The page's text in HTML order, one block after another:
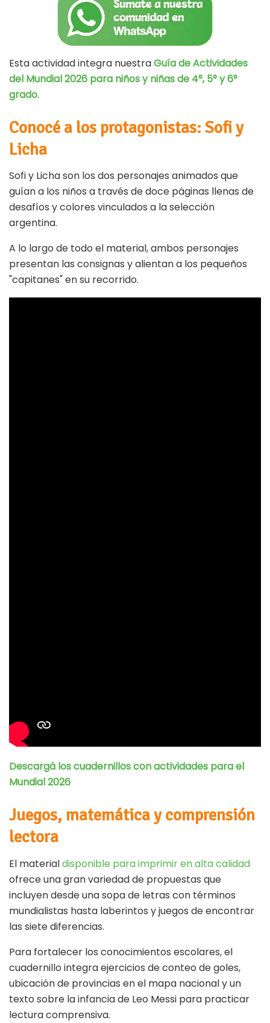
Esta actividad integra nuestraGuía de Actividades
del Mundial 2026 para niños y niñas de 4°, 5° y 6°
grado.
Conocé a los protagonistas: Sofi y
Licha
Sofi y Licha son los dos personajes animados que
guían a los niños a través de doce páginas llenas de
desafíos y colores vinculados a la selección
argentina.
A lo largo de todo el material, ambos personajes
presentan las consignas y alientan a los pequeños
"capitanes" en su recorrido.
Descargá los cuadernillos con actividades para el
Mundial 2026
Juegos, matemática y comprensión
lectora
El materialdisponible para imprimir en alta calidad
ofrece una gran variedad de propuestas que
incluyen desde una sopa de letras con términos
mundialistas hasta laberintos y juegos de encontrar
las siete diferencias.
Para fortalecer los conocimientos escolares, el
cuadernillo integra ejercicios de conteo de goles,
ubicación de provincias en el mapa nacional y un
texto sobre la infancia de Leo Messi para practicar
lectura comprensiva.